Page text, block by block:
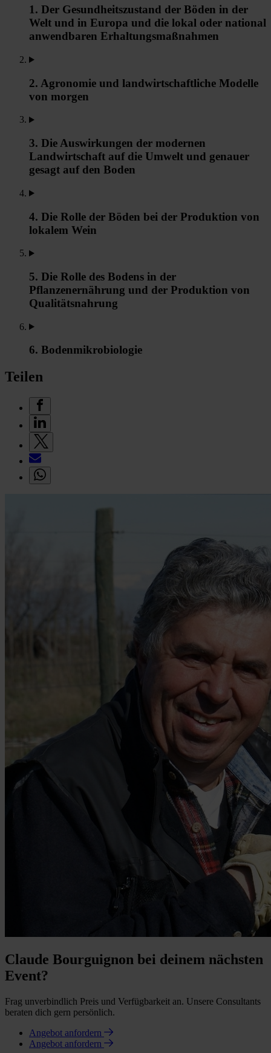
1. Der Gesundheitszustand der Böden in der
Welt und in Europa und die lokal oder national
anwendbaren Erhaltungsmaßnahmen
2. Agronomie und landwirtschaftliche Modelle
von morgen
3. Die Auswirkungen der modernen
Landwirtschaft auf die Umwelt und genauer
gesagt auf den Boden
4. Die Rolle der Böden bei der Produktion von
lokalem Wein
5. Die Rolle des Bodens in der
Pflanzenernährung und der Produktion von
Qualitätsnahrung
6. Bodenmikrobiologie
Teilen
Claude Bourguignon bei deinem nächsten
Event?
Frag unverbindlich Preis und Verfügbarkeit an. Unsere Consultants
beraten dich gern persönlich.
Angebot anfordern
Angebot anfordern